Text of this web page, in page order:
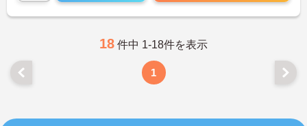
18 件中 1-18件を表示
1